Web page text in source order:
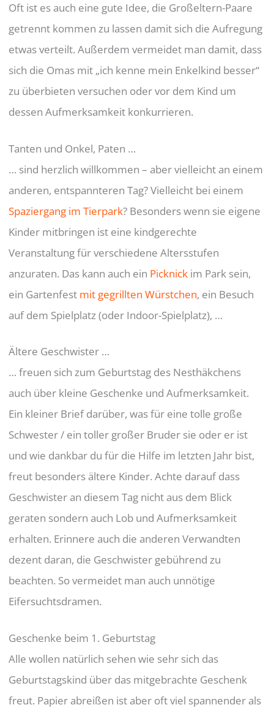
Oft ist es auch eine gute Idee, die Großeltern-Paare
getrennt kommen zu lassen damit sich die Aufregung
etwas verteilt. Außerdem vermeidet man damit, dass
sich die Omas mit „ich kenne mein Enkelkind besser“
zu überbieten versuchen oder vor dem Kind um
dessen Aufmerksamkeit konkurrieren.
Tanten und Onkel, Paten …
… sind herzlich willkommen – aber vielleicht an einem
anderen, entspannteren Tag? Vielleicht bei einem
Spaziergang im Tierpark? Besonders wenn sie eigene
Kinder mitbringen ist eine kindgerechte
Veranstaltung für verschiedene Altersstufen
anzuraten. Das kann auch ein Picknick im Park sein,
ein Gartenfest mit gegrillten Würstchen, ein Besuch
auf dem Spielplatz (oder Indoor-Spielplatz), …
Ältere Geschwister …
… freuen sich zum Geburtstag des Nesthäkchens
auch über kleine Geschenke und Aufmerksamkeit.
Ein kleiner Brief darüber, was für eine tolle große
Schwester / ein toller großer Bruder sie oder er ist
und wie dankbar du für die Hilfe im letzten Jahr bist,
freut besonders ältere Kinder. Achte darauf dass
Geschwister an diesem Tag nicht aus dem Blick
geraten sondern auch Lob und Aufmerksamkeit
erhalten. Erinnere auch die anderen Verwandten
dezent daran, die Geschwister gebührend zu
beachten. So vermeidet man auch unnötige
Eifersuchtsdramen.
Geschenke beim 1. Geburtstag
Alle wollen natürlich sehen wie sehr sich das
Geburtstagskind über das mitgebrachte Geschenk
freut. Papier abreißen ist aber oft viel spannender als